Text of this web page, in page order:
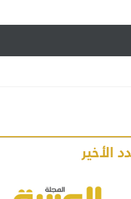
الأخير